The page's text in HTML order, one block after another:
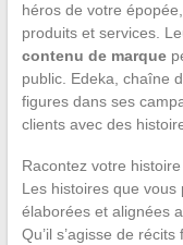
héros de votre
produits et services.
contenu de marque
public. Edeka, chaîne
figures dans ses
clients avec des
Racontez votre
Les histoires que
élaborées et alignées
Qu’il s’agisse de